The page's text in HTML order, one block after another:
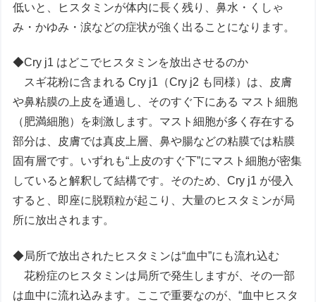
低いと、ヒスタミンが体内に長く残り、鼻水・くしゃ
み・かゆみ・涙などの症状が強く出ることになります。
◆Cry j1 はどこでヒスタミンを放出させるのか
スギ花粉に含まれる Cry j1（Cry j2 も同様）は、皮膚
や鼻粘膜の上皮を通過し、そのすぐ下にある マスト細胞
（肥満細胞）を刺激します。マスト細胞が多く存在する
部分は、皮膚では真皮上層、鼻や腸などの粘膜では粘膜
固有層です。いずれも“上皮のすぐ下”にマスト細胞が密集
していると解釈して結構です。そのため、Cry j1 が侵入
すると、即座に脱顆粒が起こり、大量のヒスタミンが局
所に放出されます。
◆局所で放出されたヒスタミンは“血中”にも流れ込む
花粉症のヒスタミンは局所で発生しますが、その一部
は血中に流れ込みます。ここで重要なのが、“血中ヒスタ